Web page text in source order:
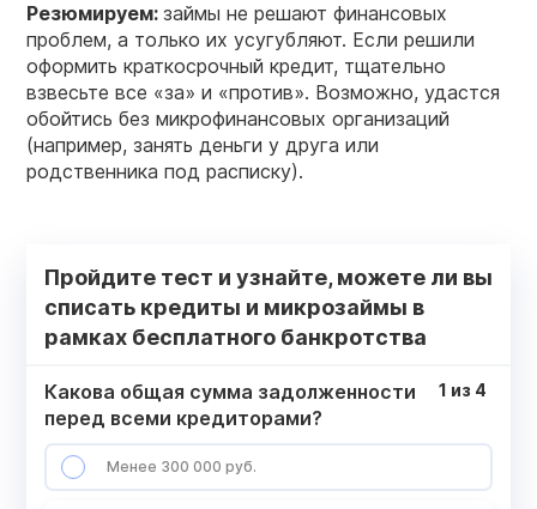
Резюмируем: займы не решают финансовых
проблем, а только их усугубляют. Если решили
оформить краткосрочный кредит, тщательно
взвесьте все «за» и «против». Возможно, удастся
обойтись без микрофинансовых организаций
(например, занять деньги у друга или
родственника под расписку).
Пройдите тест и узнайте, можете ли вы
списать кредиты и микрозаймы в
рамках бесплатного банкротства
Какова общая сумма задолженности
перед всеми кредиторами?
Менее 300 000 руб.
1 из 4